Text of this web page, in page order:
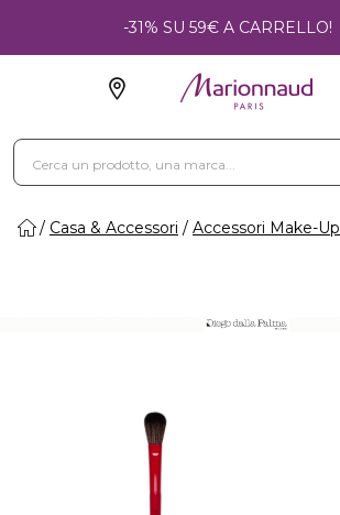
-31% SU 59€ A CARRELLO!
Casa & Accessori Accessori Make-Up